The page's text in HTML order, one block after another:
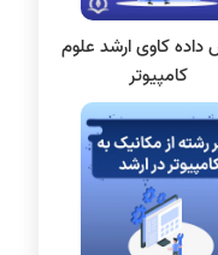
داده کاوی ارشد علوم
کامپیوتر